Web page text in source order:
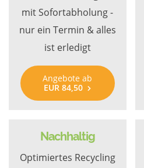
mit Sofortabholung -
nur ein Termin & alles
ist erledigt
Angebote ab
EUR 84,50
Nachhaltig
Optimiertes Recycling